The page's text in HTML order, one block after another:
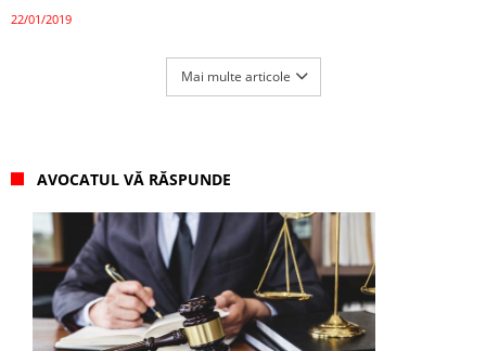
22/01/2019
Mai multe articole
AVOCATUL VĂ RĂSPUNDE